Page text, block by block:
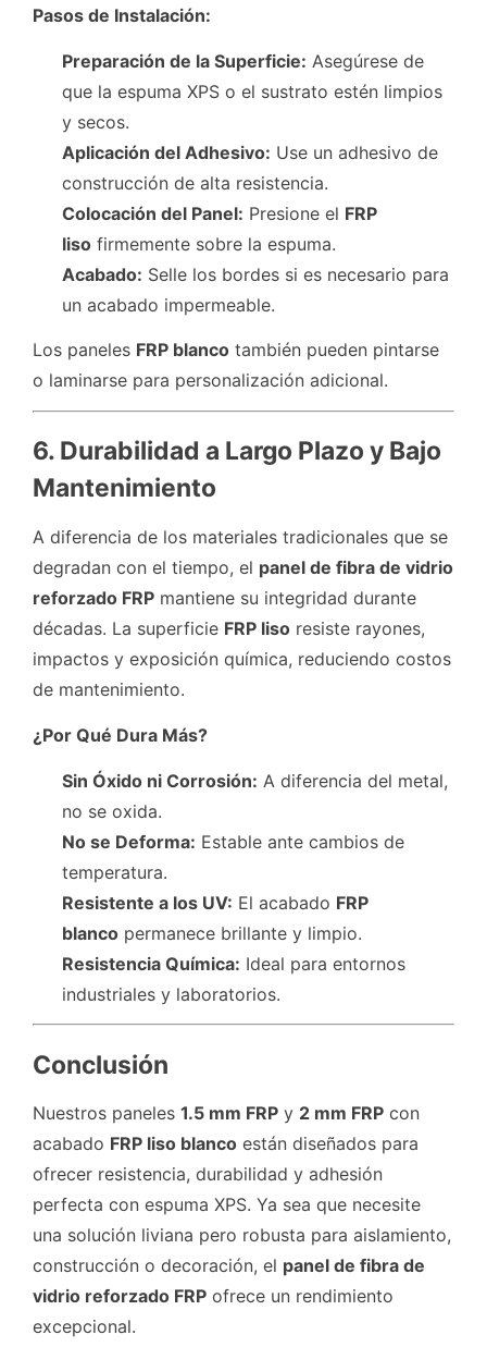
Pasos de Instalación:
Preparación de la Superficie: Asegúrese de
que la espuma XPS o el sustrato estén limpios
y secos.
Aplicación del Adhesivo: Use un adhesivo de
construcción de alta resistencia.
Colocación del Panel: Presione el FRP
liso firmemente sobre la espuma.
Acabado: Selle los bordes si es necesario para
un acabado impermeable.
Los paneles FRP blanco también pueden pintarse
o laminarse para personalización adicional.
6. Durabilidad a Largo Plazo y Bajo
Mantenimiento
A diferencia de los materiales tradicionales que se
degradan con el tiempo, el panel de fibra de vidrio
reforzado FRP mantiene su integridad durante
décadas. La superficie FRP liso resiste rayones,
impactos y exposición química, reduciendo costos
de mantenimiento.
¿Por Qué Dura Más?
Sin Óxido ni Corrosión: A diferencia del metal,
no se oxida.
No se Deforma: Estable ante cambios de
temperatura.
Resistente a los UV: El acabado FRP
blanco permanece brillante y limpio.
Resistencia Química: Ideal para entornos
industriales y laboratorios.
Conclusión
Nuestros paneles 1.5 mm FRP y 2 mm FRP con
acabado FRP liso blanco están diseñados para
ofrecer resistencia, durabilidad y adhesión
perfecta con espuma XPS. Ya sea que necesite
una solución liviana pero robusta para aislamiento,
construcción o decoración, el panel de fibra de
vidrio reforzado FRP ofrece un rendimiento
excepcional.